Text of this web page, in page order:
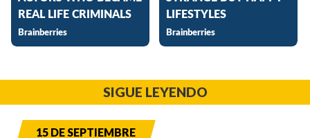
SIGUE LEYENDO
15 DE SEPTIEMBRE